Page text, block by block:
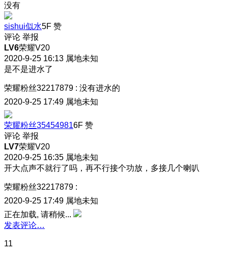
没有
sishui似水5F 赞
评论 举报
LV6荣耀V20
2020-9-25 16:13 属地未知
是不是进水了
荣耀粉丝32217879 : 没有进水的
2020-9-25 17:49 属地未知
荣耀粉丝354549816F 赞
评论 举报
LV7荣耀V20
2020-9-25 16:35 属地未知
开大点声不就行了吗，再不行接个功放，多接几个喇叭
荣耀粉丝32217879 :
2020-9-25 17:49 属地未知
正在加载, 请稍候...
发表评论…
11